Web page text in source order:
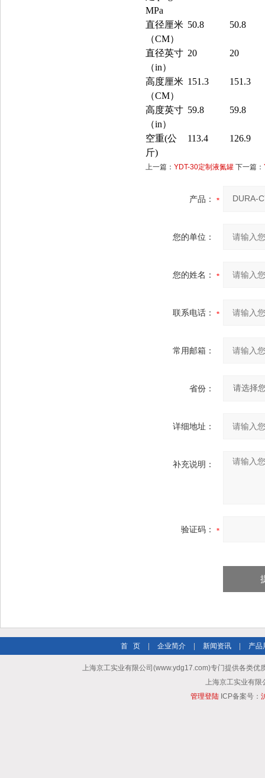
MPa
直径厘米
（CM）
50.8 50.8
直径英寸
（in）
20 20
高度厘米
（CM）
151.3 151.3
高度英寸
（in）
59.8 59.8
空重(公
斤)
113.4 126.9
上一篇： YDT-30定制液氮罐 下一篇：
产品：
您的单位：
您的姓名：
联系电话：
常用邮箱：
省份：
详细地址：
补充说明：
验证码：
首 页 企业简介 新闻资讯 产品
上海京工实业有限公司(www.ydg17.com)专门提供各类优
上海京工实业有限
管理登陆ICP备案号：